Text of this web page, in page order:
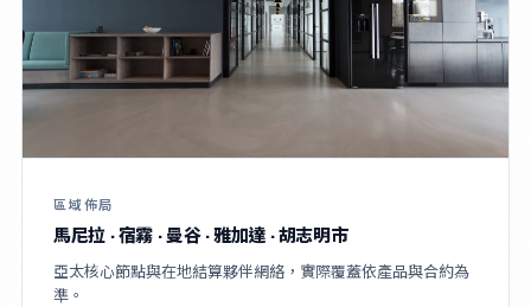
區域佈局
馬尼拉 · 宿霧 · 曼谷 · 雅加達 · 胡志明市
亞太核心節點與在地結算夥伴網絡，實際覆蓋依產品與合約為
準。